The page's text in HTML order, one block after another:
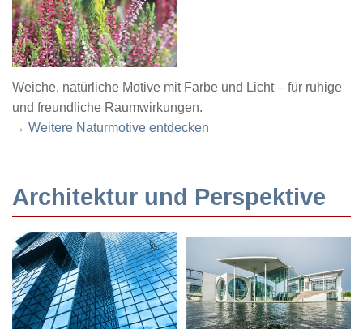
Weiche, natürliche Motive mit Farbe und Licht – für ruhige
und freundliche Raumwirkungen.
→ Weitere Naturmotive entdecken
Architektur und Perspektive